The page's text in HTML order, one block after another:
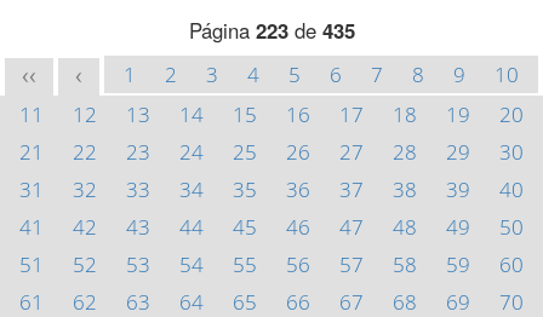
Página 223de 435
<< < 1 2 3 4 5 6 7 8 9
10
11
12 13 14 15 16 17 18 19
20
21
22 23 24 25 26 27 28 29
30
31
32 33 34 35 36 37 38 39
40
41
42 43 44 45 46 47 48 49
50
51
52 53 54 55 56 57 58 59
60
61
62 63 64 65 66 67 68 69
70